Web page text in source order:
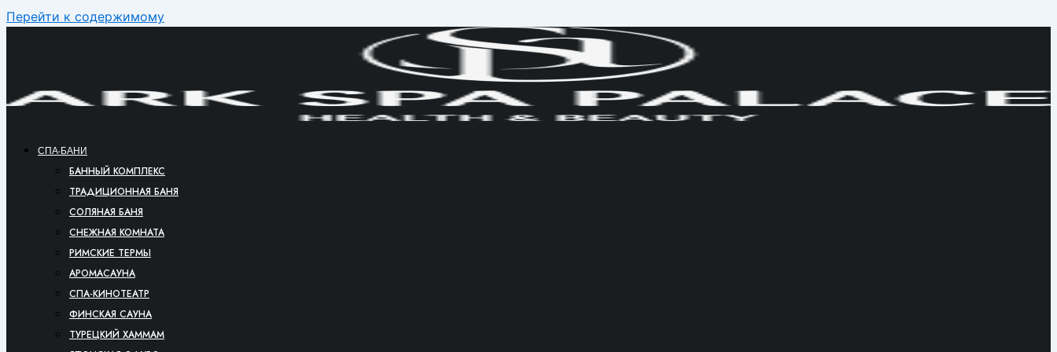
Перейти к содержимому
СПА-БАНИ
БАННЫЙ КОМПЛЕКС
ТРАДИЦИОННАЯ БАНЯ
СОЛЯНАЯ БАНЯ
СНЕЖНАЯ КОМНАТА
РИМСКИЕ ТЕРМЫ
АРОМАСАУНА
СПА-КИНОТЕАТР
ФИНСКАЯ САУНА
ТУРЕЦКИЙ ХАММАМ